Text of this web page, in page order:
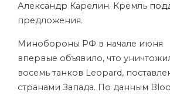
Александр Карелин. Кремль
предложения.
Минобороны РФ в начале июня
впервые объявило, что
восемь танков Leopard,
странами Запада. По данным